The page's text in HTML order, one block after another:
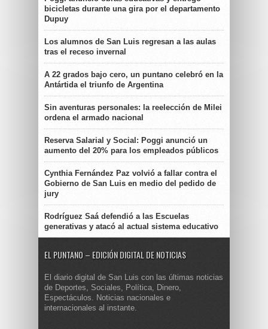
bicicletas durante una gira por el departamento
Dupuy
Los alumnos de San Luis regresan a las aulas
tras el receso invernal
A 22 grados bajo cero, un puntano celebró en la
Antártida el triunfo de Argentina
Sin aventuras personales: la reelección de Milei
ordena el armado nacional
Reserva Salarial y Social: Poggi anunció un
aumento del 20% para los empleados públicos
Cynthia Fernández Paz volvió a fallar contra el
Gobierno de San Luis en medio del pedido de
jury
Rodríguez Saá defendió a las Escuelas
generativas y atacó al actual sistema educativo
EL PUNTANO – EDICIÓN DIGITAL DE NOTICIAS
El diario digital de San Luis con las últimas noticias
de Deportes, Sociales, Política, Dinero,
Espectáculos. Noticias nacionales e
internacionales al instante.